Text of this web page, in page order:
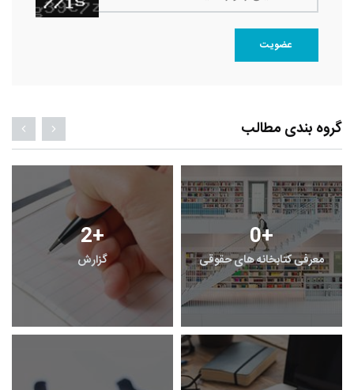
عضویت
گروه بندی مطالب
2+
گزارش
0+
معرفی کتابخانه های حقوقی